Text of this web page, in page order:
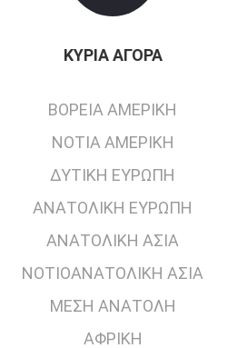
ΚΎΡΙΑ ΑΓΟΡΆ
ΒΌΡΕΙΑ ΑΜΕΡΙΚΉ
ΝΌΤΙΑ ΑΜΕΡΙΚΉ
ΔΥΤΙΚΉ ΕΥΡΏΠΗ
ΑΝΑΤΟΛΙΚΉ ΕΥΡΏΠΗ
ΑΝΑΤΟΛΙΚΉ ΑΣΊΑ
ΝΟΤΙΟΑΝΑΤΟΛΙΚΉ ΑΣΊΑ
ΜΈΣΗ ΑΝΑΤΟΛΉ
ΑΦΡΙΚΉ